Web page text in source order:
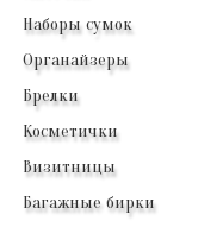
Наборы сумок
Органайзеры
Брелки
Косметички
Визитницы
Багажные бирки